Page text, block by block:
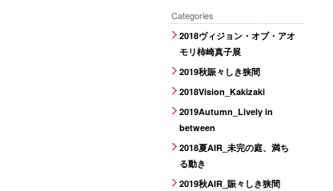
Categories
2018ヴィジョン・オブ・アオ
モリ柿崎真子展
2019秋賑々しき狭間
2018Vision_Kakizaki
2019Autumn_Lively in
between
2018夏AIR_未完の庭、満ち
る動き
2019秋AIR_賑々しき狭間